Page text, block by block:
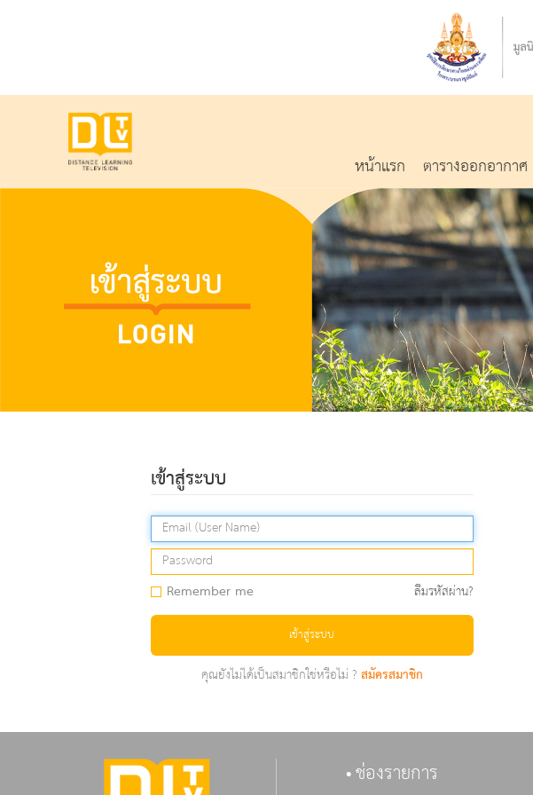
หน้าแรก ตารางออกอากาศ
เข้าสู่ระบบ
Remember me ลืมรหัสผ่าน?
เข้าสู่ระบบ
คุณยังไม่ได้เป็นสมาชิกใช่หรือไม่ ?สมัครสมาชิก
ช่องรายการ